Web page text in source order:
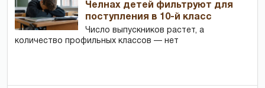
Челнах детей фильтруют для
поступления в 10-й класс
Число выпускников растет, а
количество профильных классов — нет